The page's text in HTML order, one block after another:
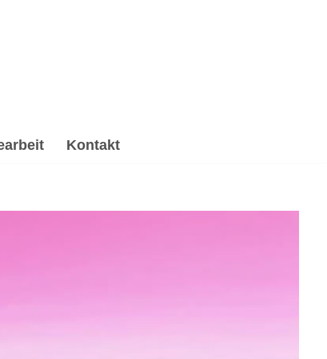
Kontakt
& Reiki, Psychologische Beratung,
Beratung oder ✔️ Spirituelles Coaching für
Auftrag ✉.